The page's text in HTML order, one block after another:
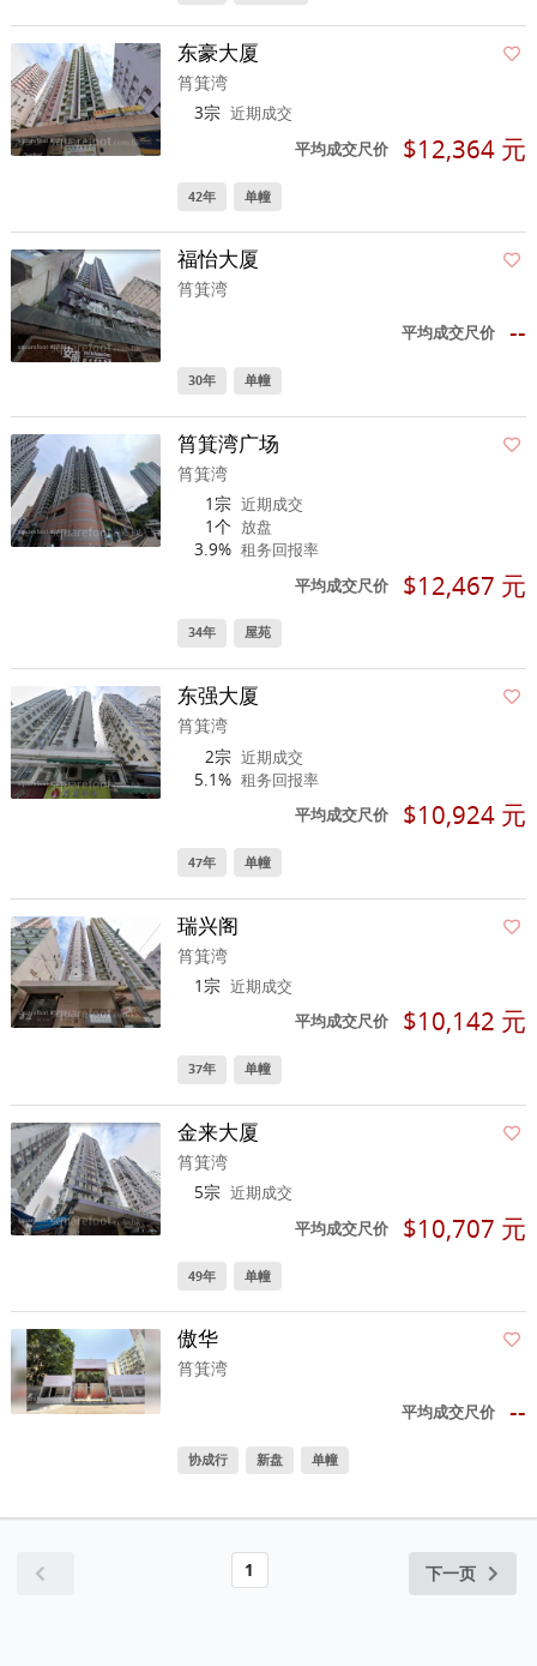
东豪大厦
筲箕湾
3宗 近期成交
平均成交尺价 $12,364 元
42年 单幢
福怡大厦
筲箕湾
平均成交尺价
--
30年 单幢
筲箕湾广场
筲箕湾
1宗 近期成交
1个 放盘
3.9% 租务回报率
平均成交尺价 $12,467 元
34年 屋苑
东强大厦
筲箕湾
2宗 近期成交
5.1% 租务回报率
平均成交尺价 $10,924 元
47年 单幢
瑞兴阁
筲箕湾
1宗 近期成交
平均成交尺价 $10,142 元
37年 单幢
金来大厦
筲箕湾
5宗 近期成交
平均成交尺价 $10,707 元
49年 单幢
傲华
筲箕湾
平均成交尺价
--
协成行 新盘 单幢
1 下一页